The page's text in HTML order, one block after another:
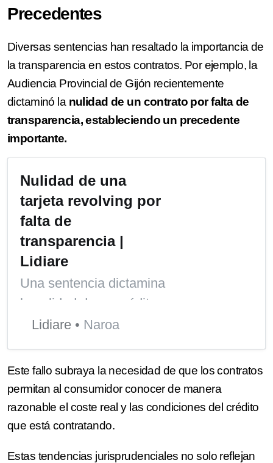
Precedentes
Diversas sentencias han resaltado la importancia de
la transparencia en estos contratos. Por ejemplo, la
Audiencia Provincial de Gijón recientemente
dictaminó la nulidad de un contrato por falta de
transparencia, estableciendo un precedente
importante.
Nulidad de una
tarjeta revolving por
falta de
transparencia |
Lidiare
Una sentencia dictamina
la nulidad de un crédito
revolving por “falta de
precedente en la
reclamación de tarjetas
revolving.
Lidiare Naroa
Este fallo subraya la necesidad de que los contratos
permitan al consumidor conocer de manera
razonable el coste real y las condiciones del crédito
que está contratando.
Estas tendencias jurisprudenciales no solo reflejan